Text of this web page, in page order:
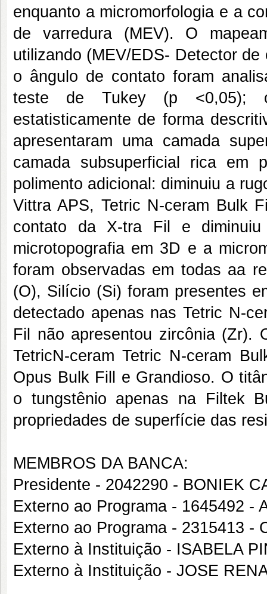
enquanto a micromorfologia e a
de varredura (MEV). O
utilizando (MEV/EDS- Detector
o ângulo de contato foram
teste de Tukey (p <0,05);
estatisticamente de forma
apresentaram uma camada
camada subsuperficial rica em
polimento adicional: diminuiu a
Vittra APS, Tetric N-ceram Bulk
contato da X-tra Fil e
microtopografia em 3D e a
foram observadas em todas aa
(O), Silício (Si) foram presentes
detectado apenas nas Tetric N-
Fil não apresentou zircônia (Zr).
TetricN-ceram Tetric N-ceram
Opus Bulk Fill e Grandioso. O
o tungstênio apenas na Filtek
propriedades de superfície das
MEMBROS DA BANCA:
Presidente - 2042290 - BONIEK
Externo ao Programa - 1645492 -
Externo ao Programa - 2315413 -
Externo à Instituição - ISABELA
Externo à Instituição - JOSE